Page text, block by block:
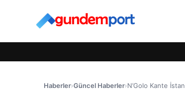
Haberler›Güncel Haberler›N’Golo Kante